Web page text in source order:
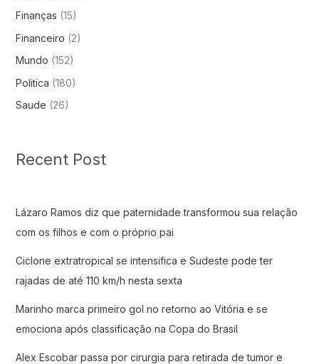
Finanças (15)
Financeiro (2)
Mundo (152)
Politica (180)
Saude (26)
Recent Post
Lázaro Ramos diz que paternidade transformou sua relação
com os filhos e com o próprio pai
Ciclone extratropical se intensifica e Sudeste pode ter
rajadas de até 110 km/h nesta sexta
Marinho marca primeiro gol no retorno ao Vitória e se
emociona após classificação na Copa do Brasil
Alex Escobar passa por cirurgia para retirada de tumor e